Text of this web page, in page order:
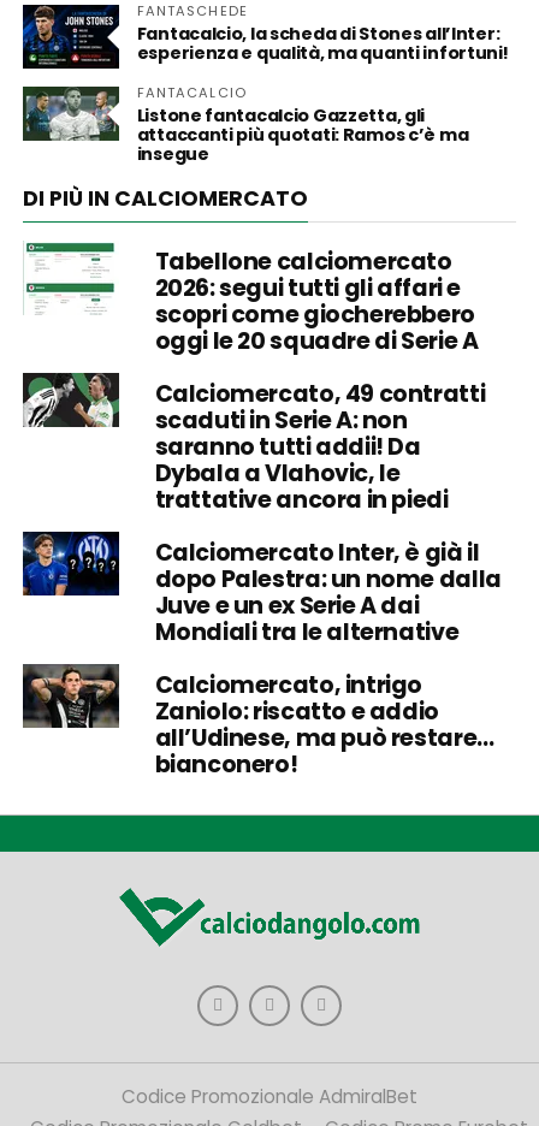
FANTASCHEDE
Fantacalcio, la scheda di Stones all’Inter:
esperienza e qualità, ma quanti infortuni!
FANTACALCIO
Listone fantacalcio Gazzetta, gli
attaccanti più quotati: Ramos c’è ma
insegue
DI PIÙ IN CALCIOMERCATO
Tabellone calciomercato
2026: segui tutti gli affari e
scopri come giocherebbero
oggi le 20 squadre di Serie A
Calciomercato, 49 contratti
scaduti in Serie A: non
saranno tutti addii! Da
Dybala a Vlahovic, le
trattative ancora in piedi
Calciomercato Inter, è già il
dopo Palestra: un nome dalla
Juve e un ex Serie A dai
Mondiali tra le alternative
Calciomercato, intrigo
Zaniolo: riscatto e addio
all’Udinese, ma può restare…
bianconero!
Codice Promozionale AdmiralBet